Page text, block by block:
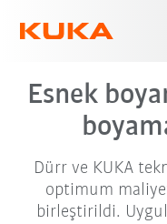
Esnek
Dürr ve KUKA
optimum
birleştirildi.